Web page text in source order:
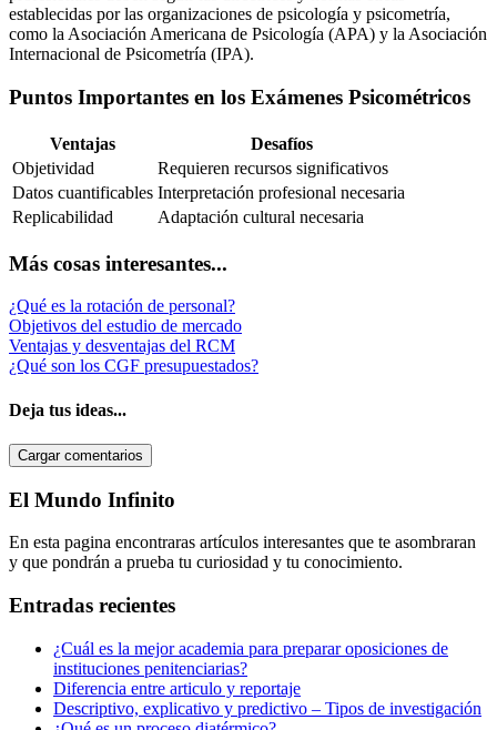
establecidas por las organizaciones de psicología y psicometría,
como la Asociación Americana de Psicología (APA) y la Asociación
Internacional de Psicometría (IPA).
Puntos Importantes en los Exámenes Psicométricos
Ventajas
Desafíos
Objetividad
Requieren recursos significativos
Datos cuantificables Interpretación profesional necesaria
Replicabilidad
Adaptación cultural necesaria
Más cosas interesantes...
¿Qué es la rotación de personal?
Objetivos del estudio de mercado
Ventajas y desventajas del RCM
¿Qué son los CGF presupuestados?
Deja tus ideas...
Cargar comentarios
Barra
lateral
primaria
El Mundo Infinito
En esta pagina encontraras artículos interesantes que te asombraran
y que pondrán a prueba tu curiosidad y tu conocimiento.
Entradas recientes
¿Cuál es la mejor academia para preparar oposiciones de
instituciones penitenciarias?
Diferencia entre articulo y reportaje
Descriptivo, explicativo y predictivo – Tipos de investigación